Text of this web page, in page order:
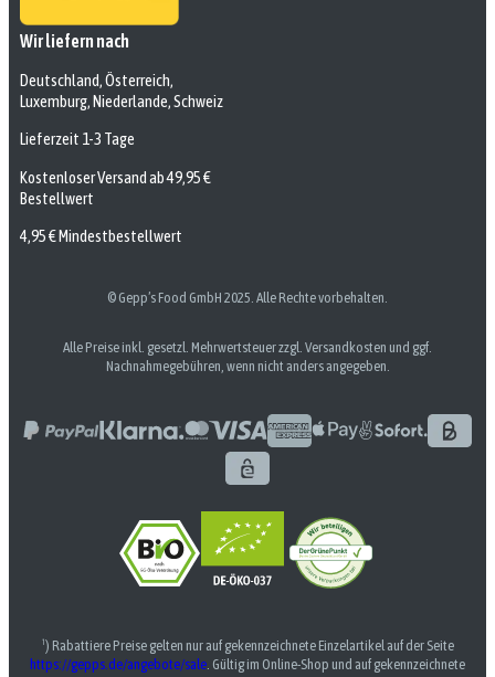
Wir liefern nach
Deutschland, Österreich,
Luxemburg, Niederlande, Schweiz
Lieferzeit 1-3 Tage
Kostenloser Versand ab 49,95 €
Bestellwert
4,95 € Mindestbestellwert
© Gepp’s Food GmbH 2025. Alle Rechte vorbehalten.
Alle Preise inkl. gesetzl. Mehrwertsteuer zzgl. Versandkosten und ggf.
Nachnahmegebühren, wenn nicht anders angegeben.
¹) Rabattiere Preise gelten nur auf gekennzeichnete Einzelartikel auf der Seite
https://gepps.de/angebote/sale. Gültig im Online-Shop und auf gekennzeichnete